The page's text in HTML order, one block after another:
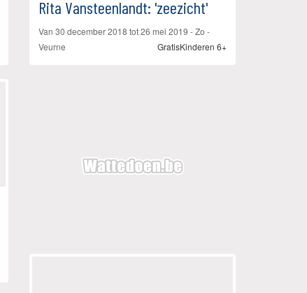
Rita Vansteenlandt: 'zeezicht'
Van 30 december 2018 tot26 mei 2019 - Zo -
Veurne
GratisKinderen 6+